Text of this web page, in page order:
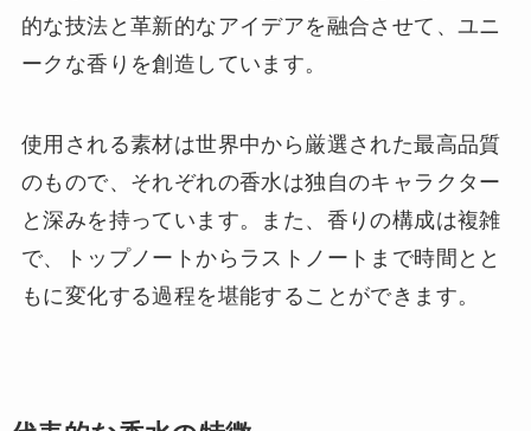
的な技法と革新的なアイデアを融合させて、ユニ
ークな香りを創造しています。
使用される素材は世界中から厳選された最高品質
のもので、それぞれの香水は独自のキャラクター
と深みを持っています。また、香りの構成は複雑
で、トップノートからラストノートまで時間とと
もに変化する過程を堪能することができます。